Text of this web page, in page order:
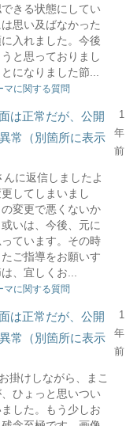
きる状態にしてい
思い及ばなかった
入れました。今後
と思っておりまし
になりました節...
マに関する質問
は正常だが、公開
常（別箇所に表示
に返信しましたよ
してしまいまし
変更で悪くないか
いは、今後、元に
ています。その時
ご指導をお願いす
、宜しくお...
1
年
前
マに関する質問
は正常だが、公開
常（別箇所に表示
けしながら、まこ
ひょっと思いつい
した。もう少しお
1
年
前